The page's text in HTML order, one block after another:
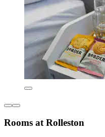
Rooms at Rolleston